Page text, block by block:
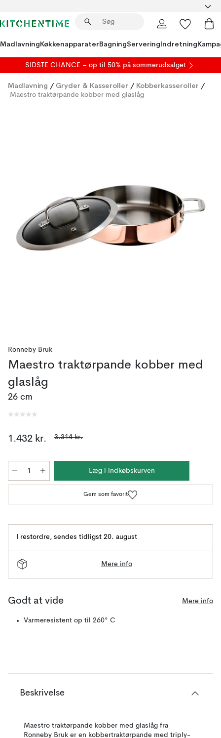
MadlavningKøkkenapparaterBagningServeringIndretning
SIDSTE CHANCE – op til 50% på sommerudsalget
Madlavning / Gryder & Kasseroller / Kobberkasseroller /
Maestro traktørpande kobber med glaslåg
Ronneby Bruk
Maestro traktørpande kobber med
glaslåg
26 cm
1.432 kr. 3.314 kr.
Læg i indkøbskurven
Gem som favorit
I restordre, sendes tidligst 20. august
Mere info
Godt at vide Mere info
Varmeresistent op til 260° C
Beskrivelse
Maestro traktørpande kobber med glaslåg fra
Ronneby Bruk er en kobbertraktørpande med triply-